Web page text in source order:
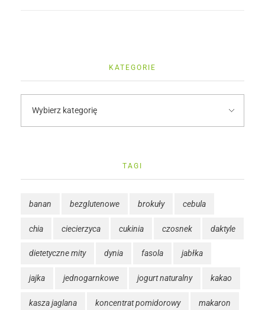
KATEGORIE
TAGI
banan bezglutenowe brokuły cebula
chia ciecierzyca cukinia czosnek daktyle
dietetyczne mity dynia fasola jabłka
jajka jednogarnkowe jogurt naturalny kakao
kasza jaglana koncentrat pomidorowy makaron